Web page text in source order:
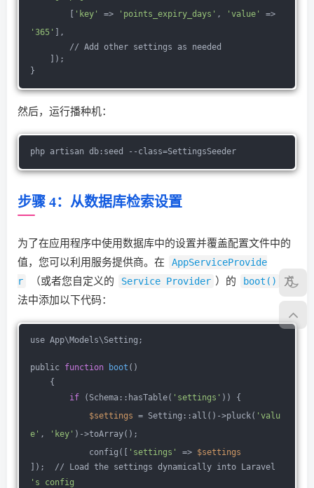
[ 'key' => 'points_expiry_days' , 'value'
=>
'365' ],
// Add other settings as needed
]);
}
然后，运行播种机：
php artisan db:seed --class=SettingsSeeder
步骤 4：从数据库检索设置
为了在应用程序中使用数据库中的设置并覆盖配置文件中的
值，您可以利用服务提供商。在
AppServiceProvide
r
（或者您自定义的 Service Provider ）的 boot()
方
法中添加以下代码：
use App\Models\Setting;
public function boot ()
{
if (Schema::hasTable( 'settings' )) {
$settings = Setting::all()->pluck( 'valu
e' , 'key' )->toArray();
config([ 'settings' => $settings
]);  // Load the settings dynamically into Laravel
's config